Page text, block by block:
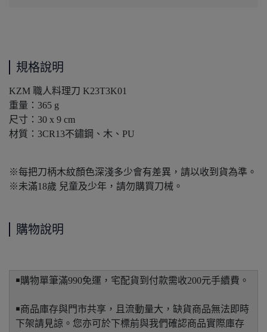
規格說明
KZM 職人料理刀 K23T3K01
重量：365 g
尺寸：30 x 9 cm
材質：3CR13不鏽鋼、木、PU
※每把刀柄木紋顏色深淺多少會有差異，請以收到貨為準。
※未滿18歲 兒童及少年，請勿購買刀械。
購物說明
￭購物單筆滿990免運，宅配貨到付款需收200元手續費。
￭商品庫存與門市共享，且流動量大，缺貨商品無法即時
下架請見諒。您亦可於下標前與我們確認商品實際庫存